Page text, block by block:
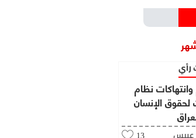
رأي
نظام
لحقوق الإنسان